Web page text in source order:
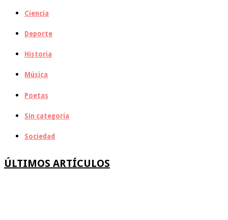
Ciencia
Deporte
Historia
Música
Poetas
Sin categoría
Sociedad
ÚLTIMOS ARTÍCULOS